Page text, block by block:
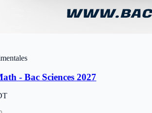
- Bac Sciences 2027